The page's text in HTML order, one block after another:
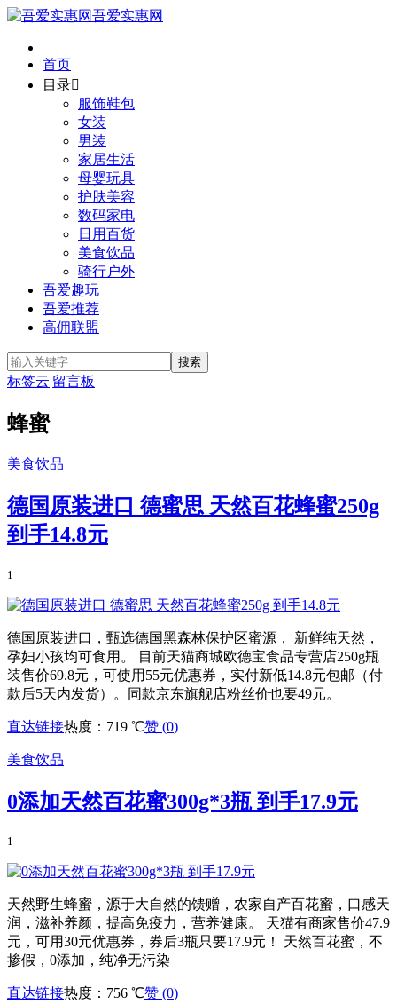
吾爱实惠网
首页
目录
服饰鞋包
女装
男装
家居生活
母婴玩具
护肤美容
数码家电
日用百货
美食饮品
骑行户外
吾爱趣玩
吾爱推荐
高佣联盟
标签云|留言板
蜂蜜
美食饮品
德国原装进口 德蜜思 天然百花蜂蜜250g
到手14.8元
1
德国原装进口，甄选德国黑森林保护区蜜源， 新鲜纯天然，
孕妇小孩均可食用。 目前天猫商城欧德宝食品专营店250g瓶
装售价69.8元，可使用55元优惠券，实付新低14.8元包邮（付
款后5天内发货）。同款京东旗舰店粉丝价也要49元。
直达链接热度：719 ℃赞 (0)
美食饮品
0添加天然百花蜜300g*3瓶 到手17.9元
1
天然野生蜂蜜，源于大自然的馈赠，农家自产百花蜜，口感天
润，滋补养颜，提高免疫力，营养健康。 天猫有商家售价47.9
元，可用30元优惠券，券后3瓶只要17.9元！ 天然百花蜜，不
掺假，0添加，纯净无污染
直达链接热度：756 ℃赞 (0)